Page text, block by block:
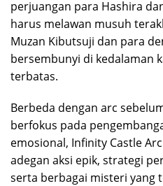
perjuangan para Hashira
harus melawan musuh
Muzan Kibutsuji dan para
bersembunyi di kedalaman
terbatas.
Berbeda dengan arc
berfokus pada
emosional, Infinity Castle
adegan aksi epik, strategi
serta berbagai misteri yang